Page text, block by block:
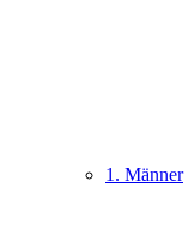
1. Männer